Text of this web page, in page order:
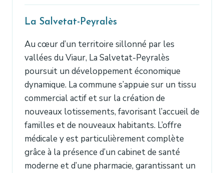
La Salvetat-Peyralès
Au cœur d’un territoire sillonné par les
vallées du Viaur, La Salvetat-Peyralès
poursuit un développement économique
dynamique. La commune s’appuie sur un tissu
commercial actif et sur la création de
nouveaux lotissements, favorisant l’accueil de
familles et de nouveaux habitants. L’offre
médicale y est particulièrement complète
grâce à la présence d’un cabinet de santé
moderne et d’une pharmacie, garantissant un